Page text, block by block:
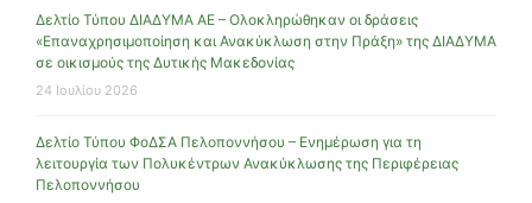
Δελτίο Τύπου ΔΙΑΔΥΜΑ ΑΕ – Ολοκληρώθηκαν οι δράσεις
«Επαναχρησιμοποίηση και Ανακύκλωση στην Πράξη» της ΔΙΑΔΥΜΑ
σε οικισμούς της Δυτικής Μακεδονίας
24 Ιουλίου 2026
Δελτίο Τύπου ΦοΔΣΑ Πελοποννήσου – Ενημέρωση για τη
λειτουργία των Πολυκέντρων Ανακύκλωσης της Περιφέρειας
Πελοποννήσου